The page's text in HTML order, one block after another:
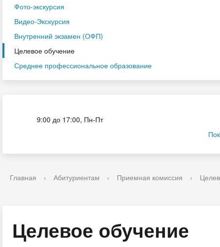
Фото-экскурсия
Видео-Экскурсия
Внутренний экзамен (ОФП)
Целевое обучение
Среднее профессиональное образование
9:00 до 17:00, Пн-Пт
Главная › Абитуриентам › Приемная комиссия ›
Целевое обучение